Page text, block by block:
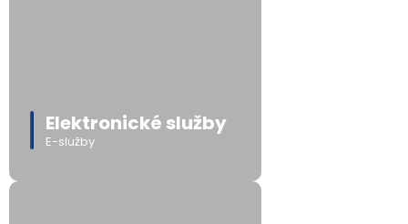
Elektronické služby
E-služby